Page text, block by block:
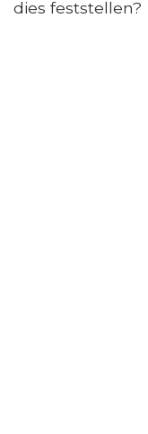
dies feststellen?